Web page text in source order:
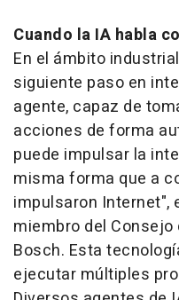
Cuando la IA habla
En el ámbito
siguiente paso en
agente, capaz de
acciones de forma
puede impulsar la
misma forma que a
impulsaron Internet",
miembro del
Bosch. Esta
ejecutar múltiples